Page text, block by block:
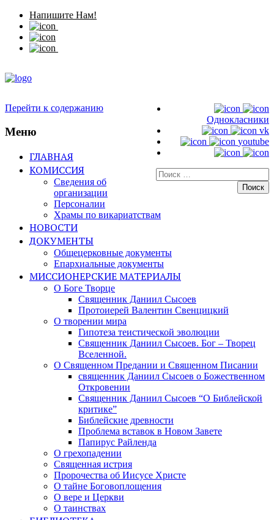
Напишите Нам!
Однокласники
vk
youtube
Искать:
Перейти к содержанию
Меню
ГЛАВНАЯ
КОМИССИЯ
Сведения об
организации
Персоналии
Храмы по викариатствам
НОВОСТИ
ДОКУМЕНТЫ
Общецерковные документы
Епархиальные документы
МИССИОНЕРСКИЕ МАТЕРИАЛЫ
О Боге Творце
Священник Даниил Сысоев
Протоиерей Валентин Свенцицкий
О творении мира
Гипотеза теистической эволюции
Священник Даниил Сысоев. Бог – Творец
Вселенной.
О Священном Предании и Священном Писании
священник Даниил Сысоев о Божественном
Откровении
Священник Даниил Сысоев “О Библейской
критике”
Библейские древности
Проблема вставок в Новом Завете
Папирус Райленда
О грехопадении
Священная истрия
Пророчества об Иисусе Христе
О тайне Боговоплощения
О вере и Церкви
О таинствах